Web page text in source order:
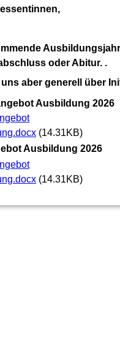
oder Abitur. .
aber generell über
Ausbildung 2026
(14.31KB)
Ausbildung 2026
(14.31KB)